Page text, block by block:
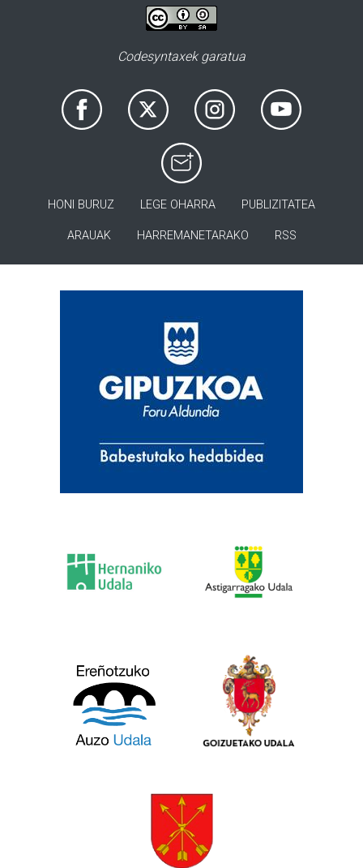
Codesyntaxek garatua
HONI BURUZ LEGE OHARRA PUBLIZITATEA
ARAUAK HARREMANETARAKO RSS